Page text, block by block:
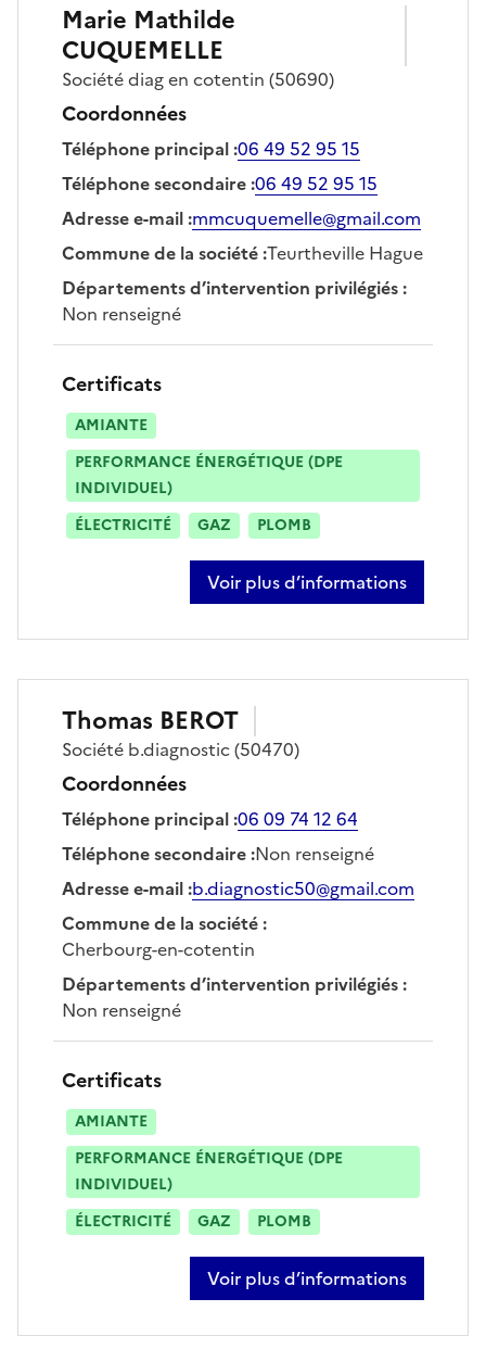
Marie Mathilde
CUQUEMELLE
Sociétédiag en cotentin (50690)
Coordonnées
Téléphone principal:06 49 52 95 15
Téléphone secondaire:06 49 52 95 15
Adresse e-mail:mmcuquemelle@gmail.com
Commune de la société:Teurtheville Hague
Départements d’intervention privilégiés:
Non renseigné
Certificats
AMIANTE
PERFORMANCE ÉNERGÉTIQUE (DPE
INDIVIDUEL)
ÉLECTRICITÉ
GAZ PLOMB
Voir plus d’informations
sur marie mathilde cuquemelle
Thomas BEROT
Société b.diagnostic(50470)
Coordonnées
Téléphone principal:06 09 74 12 64
Téléphone secondaire:Non renseigné
Adresse e-mail:b.diagnostic50@gmail.com
Commune de la société:
Cherbourg-en-cotentin
Départements d’intervention privilégiés:
Non renseigné
Certificats
AMIANTE
PERFORMANCE ÉNERGÉTIQUE (DPE
INDIVIDUEL)
ÉLECTRICITÉ
GAZ PLOMB
Voir plus d’informations
sur thomas berot